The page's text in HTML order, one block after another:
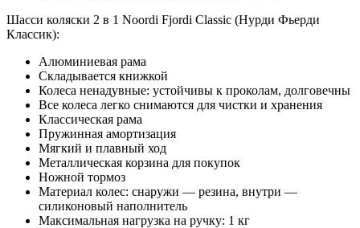
Шасси коляски 2 в 1 Noordi Fjordi Classic (Нурди Фьерди
Классик):
Алюминиевая рама
Складывается книжкой
Колеса ненадувные: устойчивы к проколам, долговечны
Все колеса легко снимаются для чистки и хранения
Классическая рама
Пружинная амортизация
Мягкий и плавный ход
Металлическая корзина для покупок
Ножной тормоз
Материал колес: снаружи — резина, внутри —
силиконовый наполнитель
Максимальная нагрузка на ручку: 1 кг